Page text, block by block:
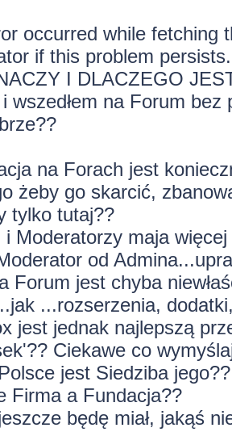
occurred while fetching
if this problem persists.
I DLACZEGO
i wszedłem na Forum
na Forach jest
żeby go skarcić,
tylko tutaj??
i Moderatorzy maja
od
Forum jest chyba
...rozserzenia,
jest jednak najlepszą
Ciekawe co
jest Siedziba
Firma a Fundacja??
będę miał, jakąś